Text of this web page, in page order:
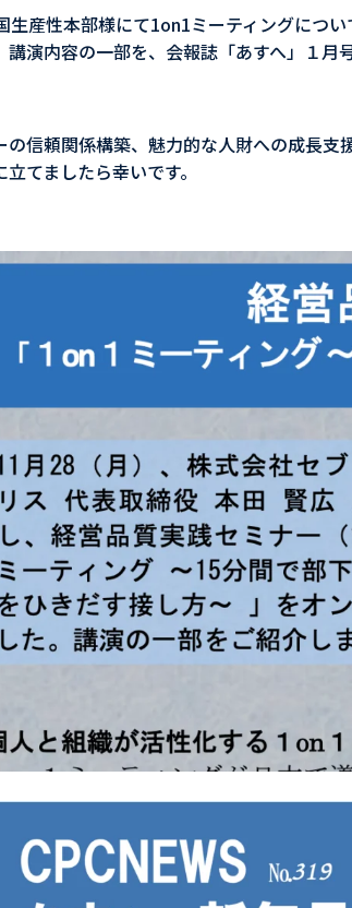
生産性本部様にて1on1ミーティングにつ
講演内容の一部を、会報誌「あすへ」１月
の信頼関係構築、魅力的な人財への成長支
てましたら幸いです。